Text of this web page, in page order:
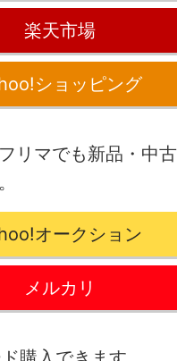
楽天市場
ショッピング
リマでも新品・中
オークション
メルカリ